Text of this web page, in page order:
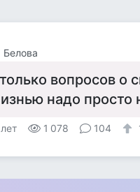
Белова
вопросов о
надо просто
1 078 104